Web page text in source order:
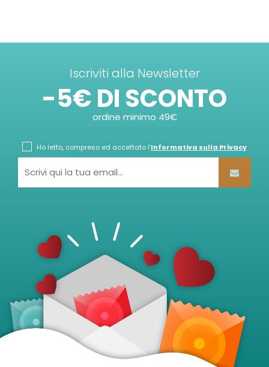
Iscriviti alla Newsletter
-5€ DI SCONTO
ordine minimo 49€
Ho letto, compreso ed accettato l'Informativa sulla Privacy